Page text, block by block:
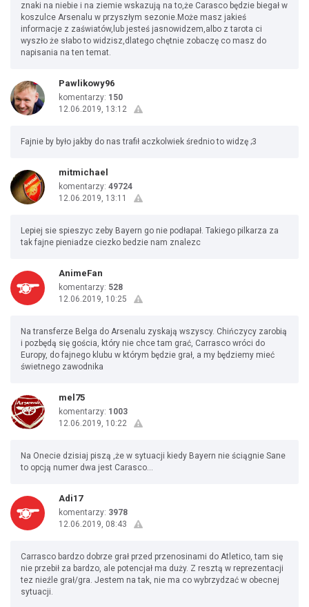
znaki na niebie i na ziemie wskazują na to,że Carasco będzie biegał w
koszulce Arsenalu w przyszłym sezonie.Może masz jakieś
informacje z zaświatów,lub jesteś jasnowidzem,albo z tarota ci
wyszło że słabo to widzisz,dlatego chętnie zobaczę co masz do
napisania na ten temat.
Pawlikowy96
komentarzy: 150
12.06.2019, 13:12
Fajnie by było jakby do nas trafił aczkolwiek średnio to widzę ;3
mitmichael
komentarzy: 49724
12.06.2019, 13:11
Lepiej sie spieszyc zeby Bayern go nie podłapał. Takiego pilkarza za
tak fajne pieniadze ciezko bedzie nam znalezc
AnimeFan
komentarzy: 528
12.06.2019, 10:25
Na transferze Belga do Arsenalu zyskają wszyscy. Chińczycy zarobią
i pozbędą się gościa, który nie chce tam grać, Carrasco wróci do
Europy, do fajnego klubu w którym będzie grał, a my będziemy mieć
świetnego zawodnika
mel75
komentarzy: 1003
12.06.2019, 10:22
Na Onecie dzisiaj piszą ,że w sytuacji kiedy Bayern nie ściągnie Sane
to opcją numer dwa jest Carasco...
Adi17
komentarzy: 3978
12.06.2019, 08:43
Carrasco bardzo dobrze grał przed przenosinami do Atletico, tam się
nie przebił za bardzo, ale potencjał ma duży. Z resztą w reprezentacji
tez nieźle grał/gra. Jestem na tak, nie ma co wybrzydzać w obecnej
sytuacji.